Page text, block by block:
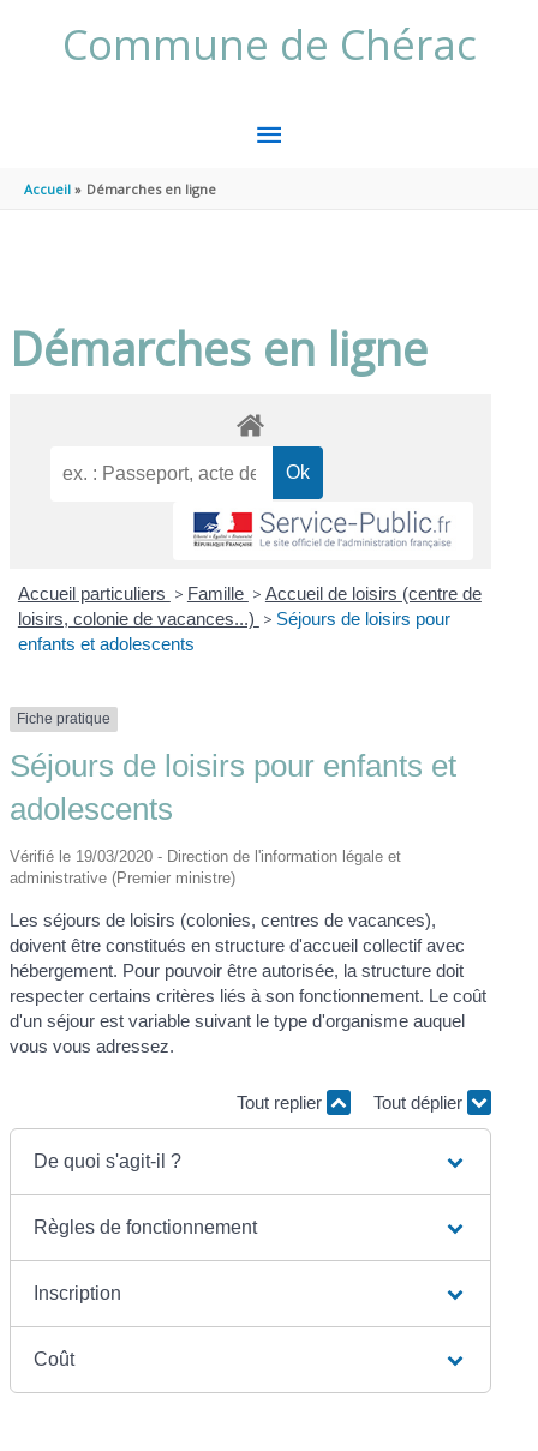
Commune de Chérac
MENU
Accueil Démarches en ligne
Démarches en ligne
Accueil particuliers > Famille > Accueil de loisirs (centre de
loisirs, colonie de vacances...) > Séjours de loisirs pour
enfants et adolescents
Fiche pratique
Séjours de loisirs pour enfants et
adolescents
Vérifié le 19/03/2020 - Direction de l'information légale et
administrative (Premier ministre)
Les séjours de loisirs (colonies, centres de vacances),
doivent être constitués en structure d'accueil collectif avec
hébergement. Pour pouvoir être autorisée, la structure doit
respecter certains critères liés à son fonctionnement. Le coût
d'un séjour est variable suivant le type d'organisme auquel
vous vous adressez.
Tout replier Tout déplier
De quoi s'agit-il ?
Règles de fonctionnement
Inscription
Coût